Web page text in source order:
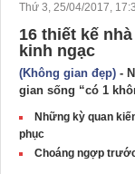
Thứ 3, 25/04/2017,
16 thiết kế
kinh ngạc
(Không gian đẹp) -
gian sống “có 1
Những kỳ quan
phục
Choáng ngợp